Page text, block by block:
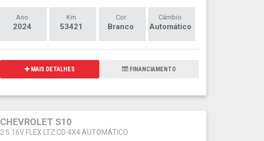
Ano
2024
Km
53421
Cor
Branco
Câmbio
Automático
MAIS DETALHES FINANCIAMENTO
CHEVROLET S10
2.5 16V FLEX LTZ CD 4X4 AUTOMÁTICO